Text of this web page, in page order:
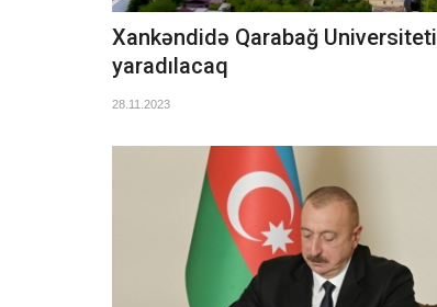
Xankəndidə Qarabağ Universiteti
yaradılacaq
28.11.2023